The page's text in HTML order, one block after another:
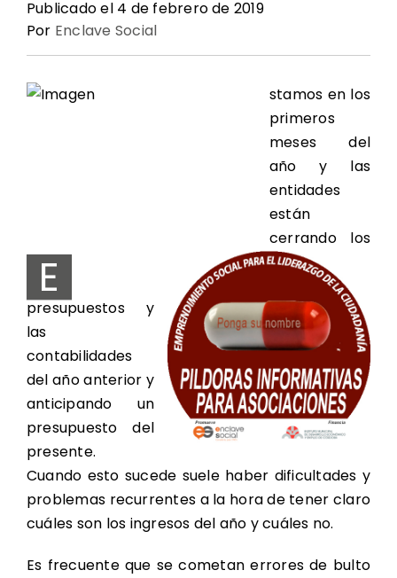
Oferta Formativa
Redes de Participación
Publicado el 4 de febrero de 2019
Por Enclave Social
E
stamos en los
primeros
meses del
año y las
entidades
están
cerrando los
presupuestos y
las
contabilidades
del año anterior y
anticipando un
presupuesto del
presente.
Cuando esto sucede suele haber dificultades y
problemas recurrentes a la hora de tener claro
cuáles son los ingresos del año y cuáles no.
Es frecuente que se cometan errores de bulto